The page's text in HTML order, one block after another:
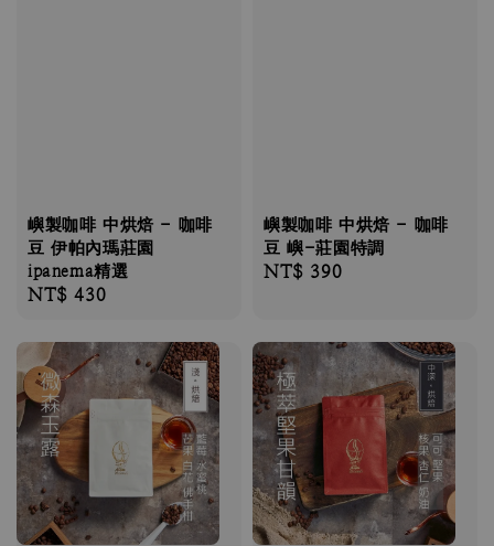
嶼製咖啡 中烘焙 - 咖啡
豆 伊帕內瑪莊園
ipanema精選
Regular
NT$ 430
嶼製咖啡 中烘焙 - 咖啡
豆 嶼-莊園特調
Regular
NT$ 390